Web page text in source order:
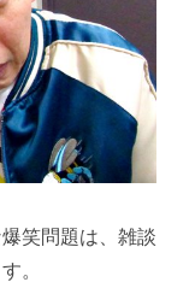
笑問題は、雑談
。